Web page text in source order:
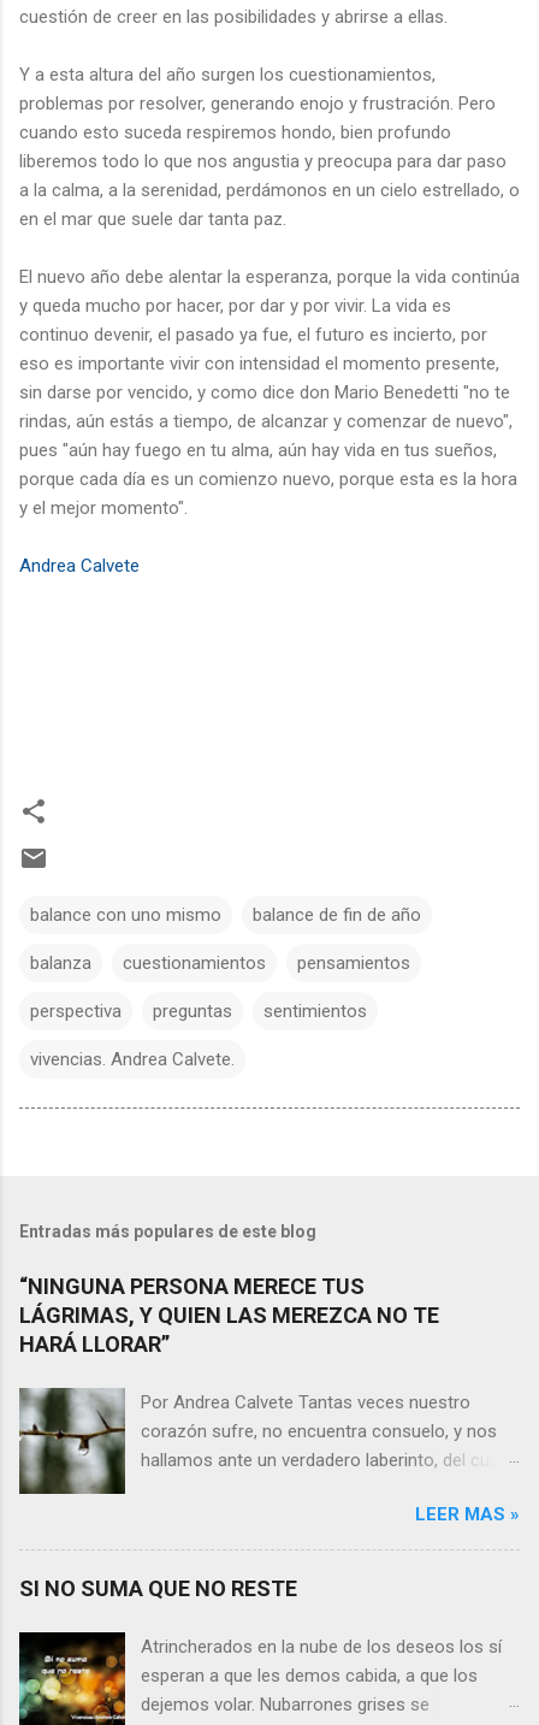
cuestión de creer en las posibilidades y abrirse a ellas.
Y a esta altura del año surgen los cuestionamientos,
problemas por resolver, generando enojo y frustración. Pero
cuando esto suceda respiremos hondo, bien profundo
liberemos todo lo que nos angustia y preocupa para dar paso
a la calma, a la serenidad, perdámonos en un cielo estrellado, o
en el mar que suele dar tanta paz.
El nuevo año debe alentar la esperanza, porque la vida continúa
y queda mucho por hacer, por dar y por vivir. La vida es
continuo devenir, el pasado ya fue, el futuro es incierto, por
eso es importante vivir con intensidad el momento presente,
sin darse por vencido, y como dice don Mario Benedetti "no te
rindas, aún estás a tiempo, de alcanzar y comenzar de nuevo",
pues "aún hay fuego en tu alma, aún hay vida en tus sueños,
porque cada día es un comienzo nuevo, porque esta es la hora
y el mejor momento".
Andrea Calvete
balance con uno mismo balance de fin de año
balanza cuestionamientos pensamientos
perspectiva preguntas sentimientos
vivencias. Andrea Calvete.
Entradas más populares de este blog
“NINGUNA PERSONA MERECE TUS
LÁGRIMAS, Y QUIEN LAS MEREZCA NO TE
HARÁ LLORAR”
Por Andrea Calvete Tantas veces nuestro
corazón sufre, no encuentra consuelo, y nos
hallamos ante un verdadero laberinto, del cual
razones pierden el sentido, y las respuestas se
alejan tan distantes que no alcanzamos a
nuestras lágrimas?, quizás quien esté
Por otra parte, si nos ponemos a pensar en
algún momento de la vida todos hemos sufrido
LEER MAS »
SI NO SUMA QUE NO RESTE
Atrincherados en la nube de los deseos los sí
esperan a que les demos cabida, a que los
dejemos volar. Nubarrones grises se